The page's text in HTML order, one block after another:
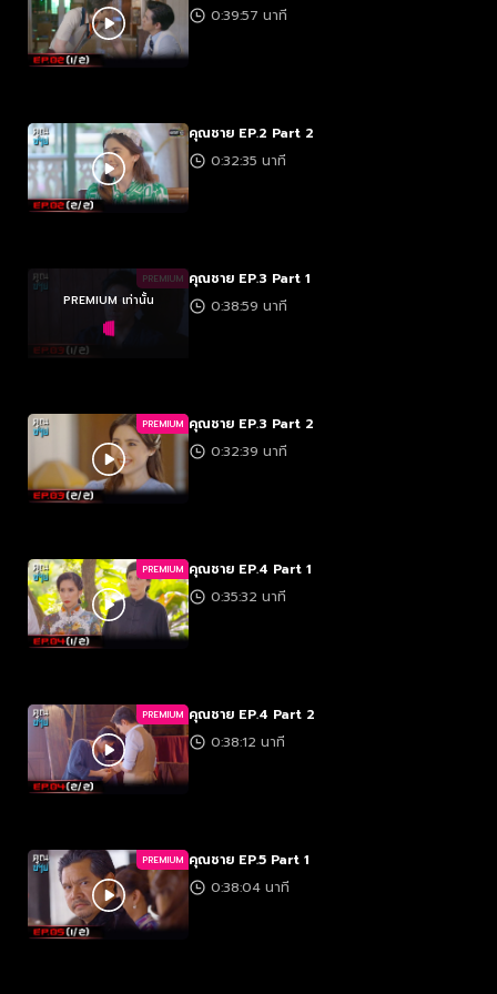
0:39:57 นาที
คุณชาย EP.2 Part 2
0:32:35 นาที
PREMIUM
PREMIUM เท่านั้น
คุณชาย EP.3 Part 1
0:38:59 นาที
PREMIUM คุณชาย EP.3 Part 2
0:32:39 นาที
PREMIUM คุณชาย EP.4 Part 1
0:35:32 นาที
PREMIUM คุณชาย EP.4 Part 2
0:38:12 นาที
PREMIUM คุณชาย EP.5 Part 1
0:38:04 นาที